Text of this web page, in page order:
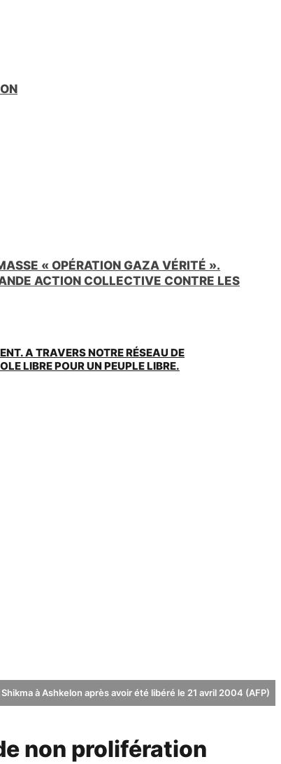
« OPÉRATION GAZA VÉRITÉ ».
ACTION COLLECTIVE CONTRE LES
A TRAVERS NOTRE RÉSEAU DE
LIBRE POUR UN PEUPLE LIBRE.
à Ashkelon après avoir été libéré le 21 avril 2004 (AFP)
non prolifération